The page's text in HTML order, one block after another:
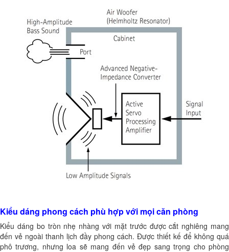
Kiểu dáng phong cách phù hợp với mọi căn phòng
Kiểu dáng bo tròn nhẹ nhàng với mặt trước được cắt nghiêng mang
đến vẻ ngoài thanh lịch đầy phong cách. Được thiết kế để không quá
phô trương, nhưng loa sẽ mang đến vẻ đẹp sang trọng cho phòng